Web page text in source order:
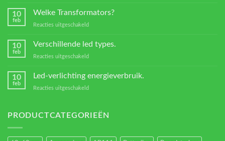
verlichting
10
feb
Welke Transformators?
Reacties uitgeschakeld
Transformators?
10
feb
Verschillende led types.
Reacties uitgeschakeld
10
feb
Led-verlichting energieverbruik.
Reacties uitgeschakeld
energieverbruik.
PRODUCTCATEGORIEËN